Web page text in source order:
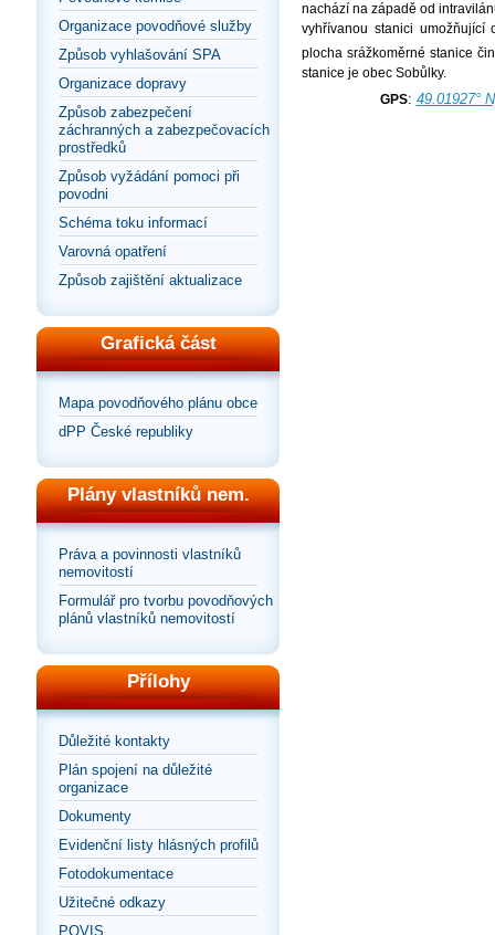
Organizace povodňové služby
Způsob vyhlašování SPA
Organizace dopravy
Způsob zabezpečení
záchranných a zabezpečovacích
prostředků
Způsob vyžádání pomoci při
povodni
Schéma toku informací
Varovná opatření
Způsob zajištění aktualizace
Grafická část
Mapa povodňového plánu obce
dPP České republiky
Plány vlastníků nem.
Práva a povinnosti vlastníků
nemovitostí
Formulář pro tvorbu povodňových
plánů vlastníků nemovitostí
Přílohy
Důležité kontakty
Plán spojení na důležité
organizace
Dokumenty
Evidenční listy hlásných profilů
Fotodokumentace
Užitečné odkazy
POVIS
nachází na západě od
vyhřívanou stanici umožňující
plocha srážkoměrné stanice
stanice je obec Sobůlky.
GPS: 49.01927°